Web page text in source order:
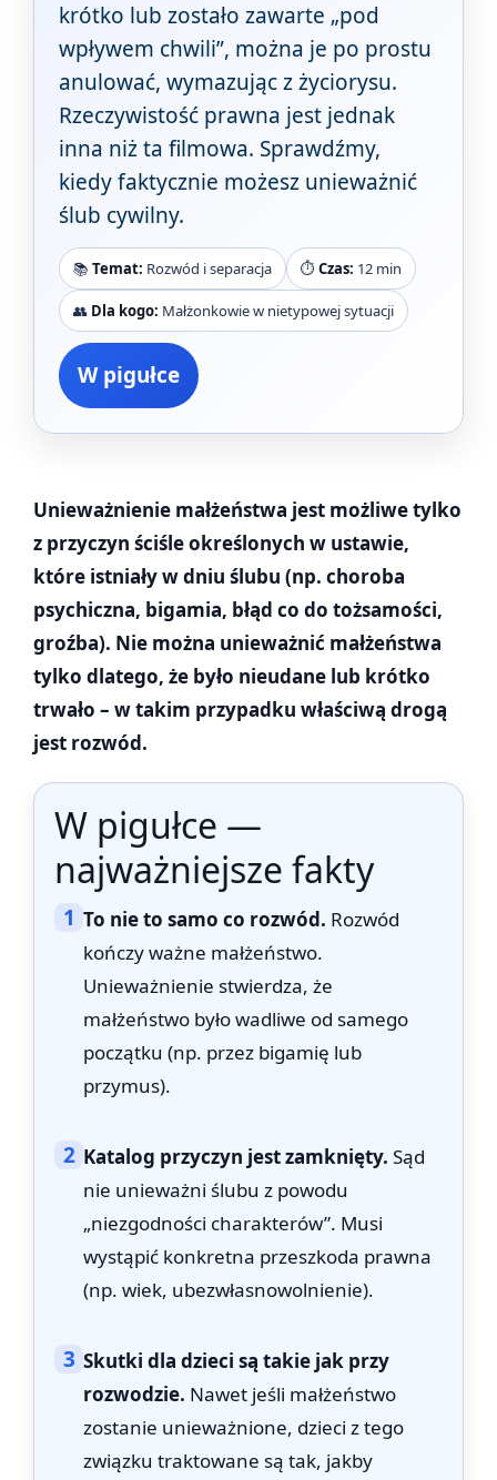
krótko lub zostało zawarte „pod
wpływem chwili”, można je po prostu
anulować, wymazując z życiorysu.
Rzeczywistość prawna jest jednak
inna niż ta filmowa. Sprawdźmy,
kiedy faktycznie możesz unieważnić
ślub cywilny.
📚Temat: Rozwód i separacja ⏱️ Czas: 12 min
👥 Dla kogo: Małżonkowie w nietypowej sytuacji
W pigułce
Unieważnienie małżeństwa jest możliwe tylko
z przyczyn ściśle określonych w ustawie,
które istniały w dniu ślubu (np. choroba
psychiczna, bigamia, błąd co do tożsamości,
groźba). Nie można unieważnić małżeństwa
tylko dlatego, że było nieudane lub krótko
trwało – w takim przypadku właściwą drogą
jest rozwód.
W pigułce —
najważniejsze fakty
1 To nie to samo co rozwód. Rozwód
kończy ważne małżeństwo.
Unieważnienie stwierdza, że
małżeństwo było wadliwe od samego
początku (np. przez bigamię lub
przymus).
2 Katalog przyczyn jest zamknięty. Sąd
nie unieważni ślubu z powodu
„niezgodności charakterów”. Musi
wystąpić konkretna przeszkoda prawna
(np. wiek, ubezwłasnowolnienie).
3 Skutki dla dzieci są takie jak przy
rozwodzie. Nawet jeśli małżeństwo
zostanie unieważnione, dzieci z tego
związku traktowane są tak, jakby